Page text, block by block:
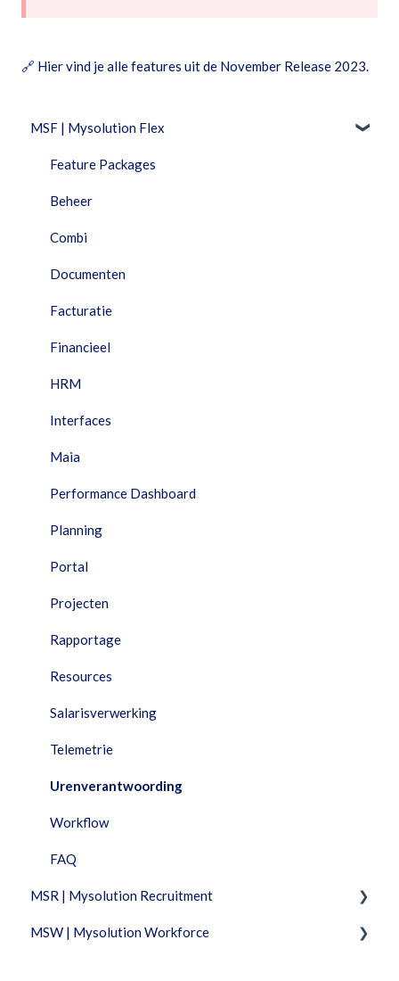
🔗 Hier vind je alle features uit de November Release 2023.
MSF | Mysolution Flex
Feature Packages
Beheer
Combi
Documenten
Facturatie
Financieel
HRM
Interfaces
Maia
Performance Dashboard
Planning
Portal
Projecten
Rapportage
Resources
Salarisverwerking
Telemetrie
Urenverantwoording
Workflow
FAQ
MSR | Mysolution Recruitment
Fixed Features
MSW | Mysolution Workforce